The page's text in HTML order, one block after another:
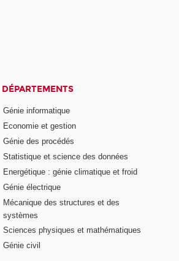
DÉPARTEMENTS
Génie informatique
Economie et gestion
Génie des procédés
Statistique et science des données
Energétique : génie climatique et froid
Génie électrique
Mécanique des structures et des
systèmes
Sciences physiques et mathématiques
Génie civil